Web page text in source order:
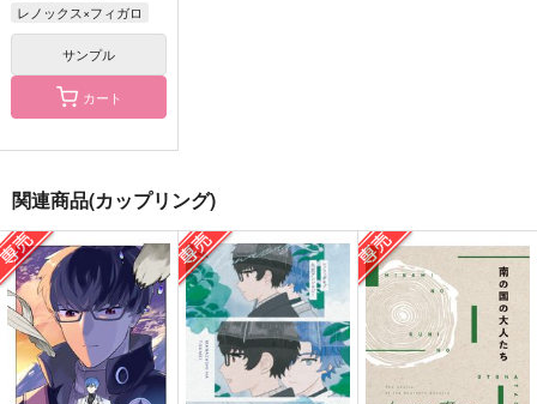
アマデウスの賛歌
1,100円（税込）
フィガロ
サンプル
作品詳細
1,572
フィガロ×ファウスト
サンプル
作品詳細
オズ×フィガロ
サンプル
作品詳細
レノックス×フィガロ
サンプル
カート
関連商品(カップリング)